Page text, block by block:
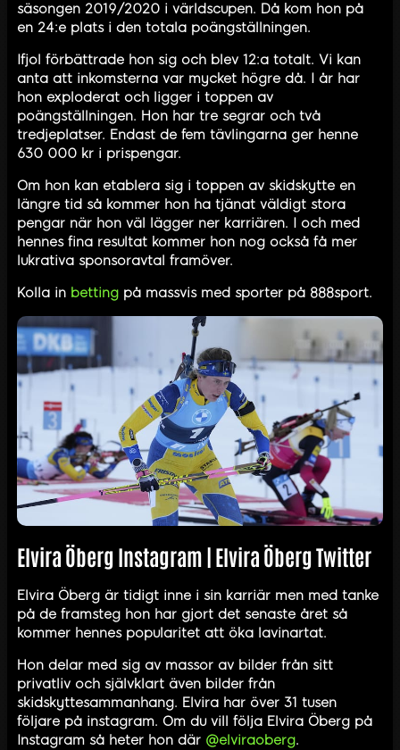
säsongen 2019/2020 i världscupen. Då kom hon på
en 24:e plats i den totala poängställningen.
Ifjol förbättrade hon sig och blev 12:a totalt. Vi kan
anta att inkomsterna var mycket högre då. I år har
hon exploderat och ligger i toppen av
poängställningen. Hon har tre segrar och två
tredjeplatser. Endast de fem tävlingarna ger henne
630 000 kr i prispengar.
Om hon kan etablera sig i toppen av skidskytte en
längre tid så kommer hon ha tjänat väldigt stora
pengar när hon väl lägger ner karriären. I och med
hennes fina resultat kommer hon nog också få mer
lukrativa sponsoravtal framöver.
Kolla in betting på massvis med sporter på 888sport.
Elvira Öberg Instagram | Elvira Öberg Twitter
Elvira Öberg är tidigt inne i sin karriär men med tanke
på de framsteg hon har gjort det senaste året så
kommer hennes popularitet att öka lavinartat.
Hon delar med sig av massor av bilder från sitt
privatliv och självklart även bilder från
skidskyttesammanhang. Elvira har över 31 tusen
följare på instagram. Om du vill följa Elvira Öberg på
Instagram så heter hon där @elviraoberg.